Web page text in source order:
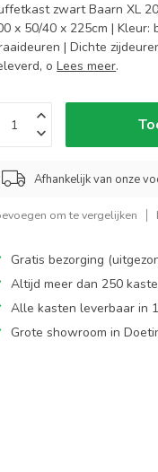
zwart Baarn XL
x 50/40 x 225cm |
| Dichte
oLees meer.
Afhankelijk van onze
om te vergelijken
Gratis bezorging
Altijd meer dan 250
Alle kasten leverbaar in
Grote showroom in